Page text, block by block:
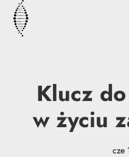
Klucz
w życiu
cze